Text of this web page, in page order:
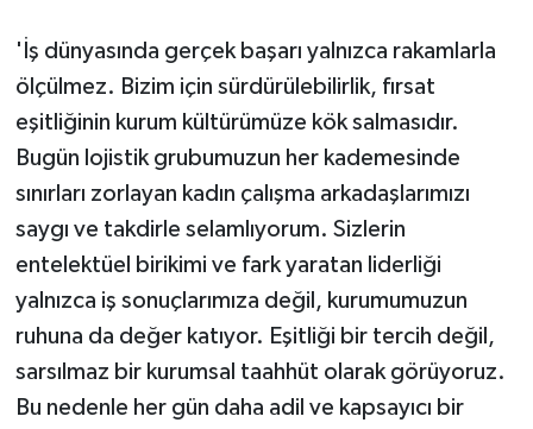
'İş dünyasında gerçek başarı yalnızca rakamlarla
ölçülmez. Bizim için sürdürülebilirlik, fırsat
eşitliğinin kurum kültürümüze kök salmasıdır.
Bugün lojistik grubumuzun her kademesinde
sınırları zorlayan kadın çalışma arkadaşlarımızı
saygı ve takdirle selamlıyorum. Sizlerin
entelektüel birikimi ve fark yaratan liderliği
yalnızca iş sonuçlarımıza değil, kurumumuzun
ruhuna da değer katıyor. Eşitliği bir tercih değil,
sarsılmaz bir kurumsal taahhüt olarak görüyoruz.
Bu nedenle her gün daha adil ve kapsayıcı bir